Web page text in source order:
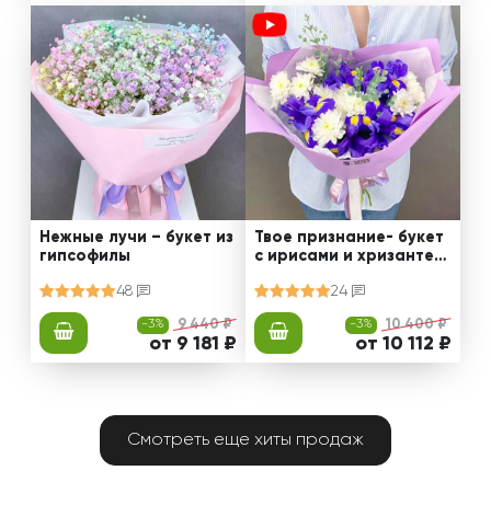
Нежные лучи – букет из
гипсофилы
48
-3% 9 440 ₽
от 9 181 ₽
Твое признание- букет
с ирисами и хризантем
24
-3% 10 400 ₽
от 10 112 ₽
Смотреть еще хиты продаж